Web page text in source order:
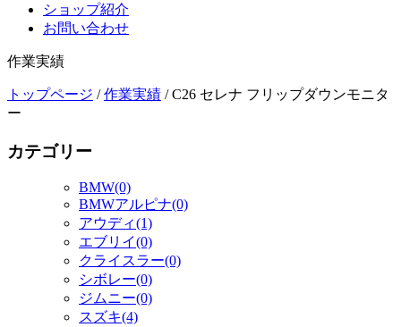
ショップ紹介
お問い合わせ
作業実績
トップページ /作業実績 /C26 セレナ フリップダウンモニタ
ー
カテゴリー
BMW(0)
BMWアルピナ(0)
アウディ(1)
エブリイ(0)
クライスラー(0)
シボレー(0)
ジムニー(0)
スズキ(4)